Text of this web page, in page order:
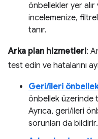
önbellekler yer alır
incelemenize,
tanır.
Arka plan hizmetleri:
test edin ve hatalarını
Geri/ileri önbellek
önbellek üzerinde
Ayrıca, geri/ileri
sorunları da bildirir.